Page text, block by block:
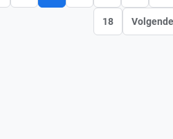
18 Volgende